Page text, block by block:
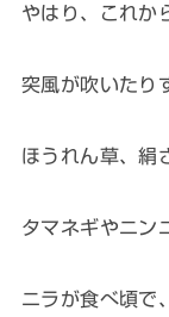
やはり、これか
突風が吹いたり
ほうれん草、絹
タマネギやニン
ニラが食べ頃で